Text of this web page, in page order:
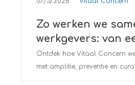
Zo werken we
werkgevers: van
gesprek tot vitaal
Ontdek hoe Vitaal Concern
met amplitie, preventie en
vitaal plan voor werkgeluk en